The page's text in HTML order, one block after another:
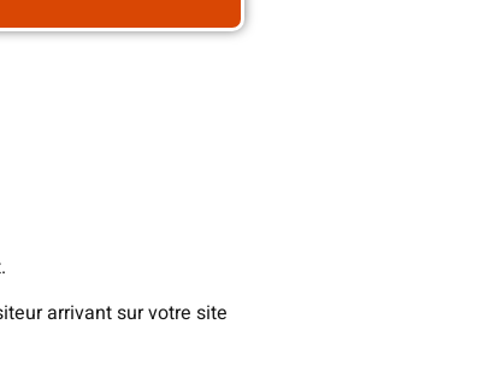
arrivant sur votre site